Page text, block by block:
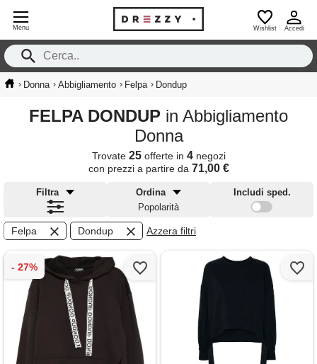
Menu Wishlist Accedi
› Donna › Abbigliamento › Felpa › Dondup
FELPA DONDUP in Abbigliamento
Donna
Trovate 25offerte in 4negozi
con prezzi a partire da 71,00 €
Filtra
Ordina
Popolarità
Includi sped.
Felpa Dondup Azzera filtri